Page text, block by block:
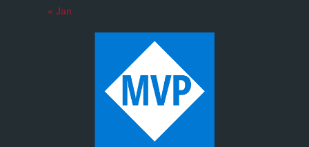
« Jan